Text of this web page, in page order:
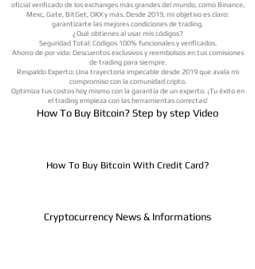
How To Buy Bitcoin? Step by step Video
How To Buy Bitcoin With Credit Card?
Cryptocurrency News & Informations
oficial verificado de los exchanges más grandes del mundo, como Binance,
Mexc, Gate, BitGet, OKX y más. Desde 2019, mi objetivo es claro:
garantizarte las mejores condiciones de trading.
¿Qué obtienes al usar mis códigos?
Seguridad Total: Códigos 100% funcionales y verificados.
Ahorro de por vida: Descuentos exclusivos y reembolsos en tus comisiones
de trading para siempre.
Respaldo Experto: Una trayectoria impecable desde 2019 que avala mi
compromiso con la comunidad cripto.
Optimiza tus costos hoy mismo con la garantía de un experto. ¡Tu éxito en
el trading empieza con las herramientas correctas!